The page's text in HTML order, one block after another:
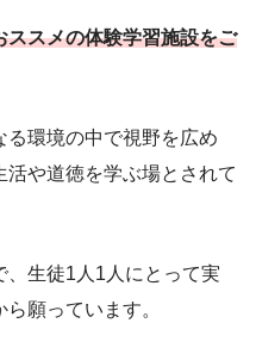
ススメの体験学習施設をご
環境の中で視野を広め
や道徳を学ぶ場とされて
生徒1人1人にとって実
願っています。